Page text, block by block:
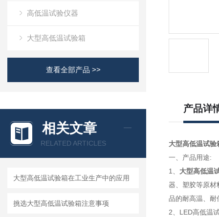
高低温试验仪器
大型高低温试验箱
查看全部产品 >>
相关文章
RELATED ARTICLES
大型高低温试验箱在工业生产中的应用
挑选大型高低温试验箱注意事项
产品详
大型高低温试验
一、产品用途:
1、 大型高低温
器、塑胶等原材
品的耐高温、耐
2、LED高低温